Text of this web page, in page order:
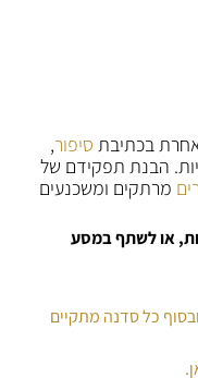
בכתיבת סיפור,
הבנת תפקידם של
מרתקים ומשכנעים
או לשתף במסע
כל סדנה מתקיים